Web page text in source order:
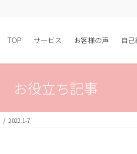
TOP サービス お客様の声 自
お役立ち記事
2022.1-7